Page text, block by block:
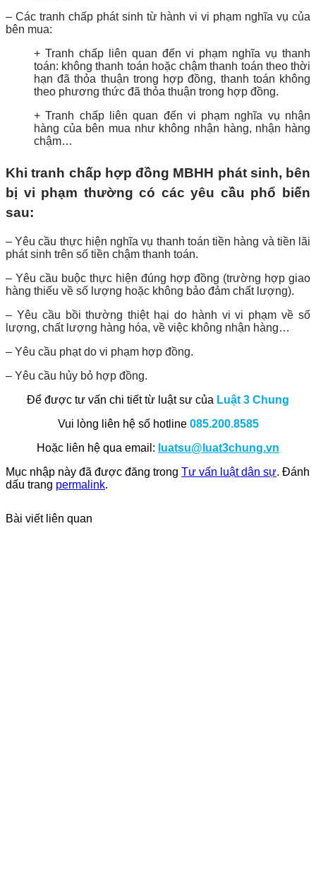
– Các tranh chấp phát sinh từ hành vi vi phạm nghĩa vụ của
bên mua:
+ Tranh chấp liên quan đến vi phạm nghĩa vụ thanh
toán: không thanh toán hoặc chậm thanh toán theo thời
hạn đã thỏa thuận trong hợp đồng, thanh toán không
theo phương thức đã thỏa thuận trong hợp đồng.
+ Tranh chấp liên quan đến vi phạm nghĩa vụ nhận
hàng của bên mua như không nhận hàng, nhận hàng
chậm…
Khi tranh chấp hợp đồng MBHH phát sinh, bên
bị vi phạm thường có các yêu cầu phổ biến
sau:
– Yêu cầu thực hiện nghĩa vụ thanh toán tiền hàng và tiền lãi
phát sinh trên số tiền chậm thanh toán.
– Yêu cầu buộc thực hiện đúng hợp đồng (trường hợp giao
hàng thiếu về số lượng hoặc không bảo đảm chất lượng).
– Yêu cầu bồi thường thiệt hại do hành vi vi phạm về số
lượng, chất lượng hàng hóa, về việc không nhận hàng…
– Yêu cầu phạt do vi phạm hợp đồng.
– Yêu cầu hủy bỏ hợp đồng.
Để được tư vấn chi tiết từ luật sư của Luật 3 Chung
Vui lòng liên hệ số hotline 085.200.8585
Hoặc liên hệ qua email: luatsu@luat3chung.vn
Mục nhập này đã được đăng trong Tư vấn luật dân sự. Đánh
dấu trang permalink.
Bài viết liên quan